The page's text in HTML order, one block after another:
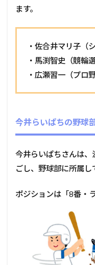
ます。
・佐合井マリ子（
・馬渕智史（競輪選
・広瀬習一（プロ
今井らいぱちの野球
今井らいぱちさんは
ごし、野球部に所属し
ポジションは「8番・